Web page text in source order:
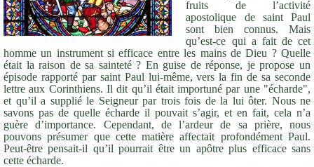
fruits de l’activité
apostolique de saint Paul
sont bien connus. Mais
qu’est-ce qui a fait de cet
homme un instrument si efficace entre les mains de Dieu ? Quelle
était la raison de sa sainteté ? En guise de réponse, je propose un
épisode rapporté par saint Paul lui-même, vers la fin de sa seconde
lettre aux Corinthiens. Il dit qu’il était importuné par une "écharde",
et qu’il a supplié le Seigneur par trois fois de la lui ôter. Nous ne
savons pas de quelle écharde il pouvait s’agir, et en fait, cela n’a
guère d’importance. Cependant, de l’ardeur de sa prière, nous
pouvons présumer que cette matière affectait profondément Paul.
Peut-être pensait-il qu’il pourrait être un apôtre plus efficace sans
cette écharde.